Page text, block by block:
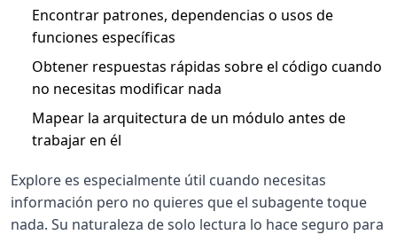
Encontrar patrones, dependencias o usos de
funciones específicas
Obtener respuestas rápidas sobre el código cuando
no necesitas modificar nada
Mapear la arquitectura de un módulo antes de
trabajar en él
Explore es especialmente útil cuando necesitas
información pero no quieres que el subagente toque
nada. Su naturaleza de solo lectura lo hace seguro para